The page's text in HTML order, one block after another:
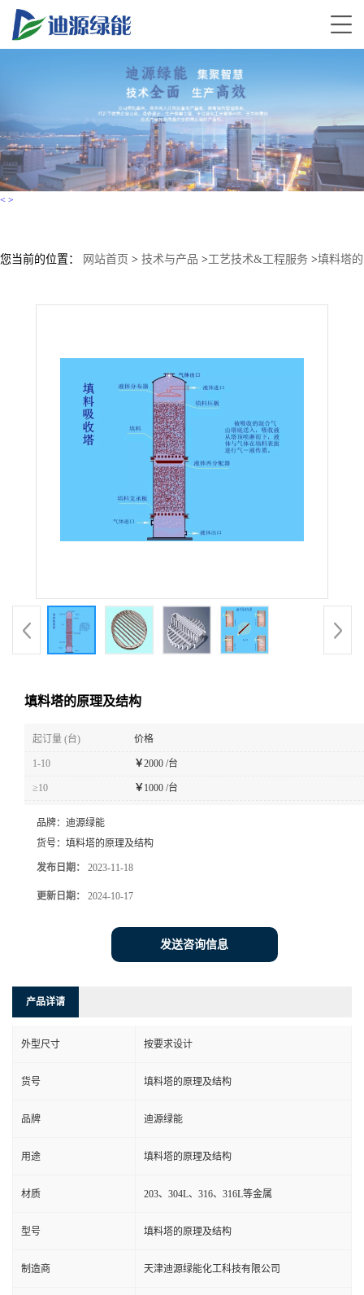
< >
您当前的位置： 网站首页 > 技术与产品 >工艺技术&工程服务 >填料塔的
填料塔的原理及结构
起订量 (台) 价格
1-10 ￥2000 /台
≥10 ￥ 1000 /台
品牌： 迪源绿能
货号： 填料塔的原理及结构
发布日期： 2023-11-18
更新日期： 2024-10-17
发送咨询信息
产品详请
外型尺寸 按要求设计
货号 填料塔的原理及结构
品牌 迪源绿能
用途 填料塔的原理及结构
材质 203、304L、316、316L等金属
型号 填料塔的原理及结构
制造商 天津迪源绿能化工科技有限公司